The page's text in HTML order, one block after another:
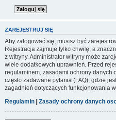
ZAREJESTRUJ SIĘ
Aby zalogować się, musisz być
Rejestracja zajmuje tylko chwilę, a
z witryny. Administrator witryny może
wiele dodatkowych uprawnień. Przed
regulaminem, zasadami ochrony danych
często zadawane pytania (FAQ), gdzie
zagadnień dotyczących funkcjonowania
Regulamin | Zasady ochrony danych